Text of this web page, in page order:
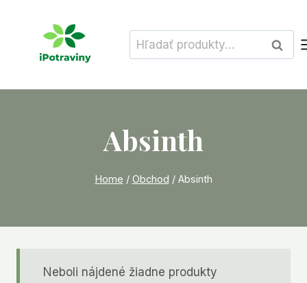
Hľadať:
Absinth
Home / Obchod / Absinth
Neboli nájdené žiadne produkty